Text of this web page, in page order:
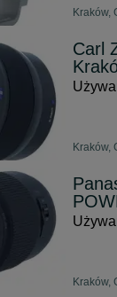
Kraków,
Carl
Kraków,
Kraków,